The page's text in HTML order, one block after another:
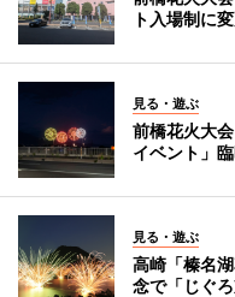
ト入場制に
見る・遊ぶ
前橋花火大
イベント」
見る・遊ぶ
高崎「榛名
念で「じぐろ